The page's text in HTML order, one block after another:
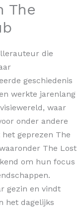
The
die
geschiedenis
werkte jarenlang
waar
onder andere
het geprezen The
The Lost
om hun focus
gezin en vindt
het dagelijks